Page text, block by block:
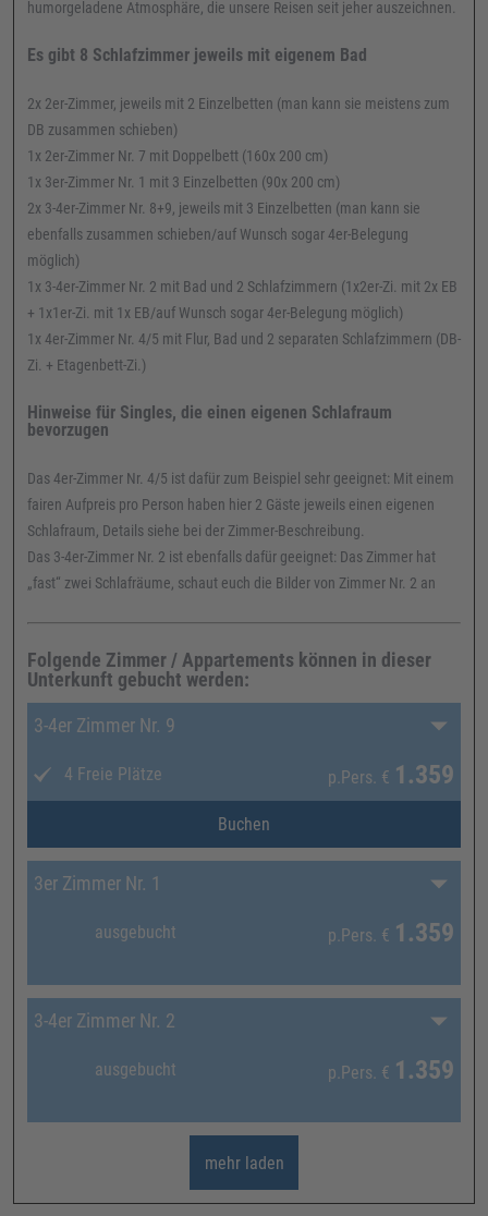
humorgeladene Atmosphäre, die unsere Reisen seit jeher auszeichnen.
Es gibt 8 Schlafzimmer jeweils mit eigenem Bad
2x 2er-Zimmer, jeweils mit 2 Einzelbetten (man kann sie meistens zum
DB zusammen schieben)
1x 2er-Zimmer Nr. 7 mit Doppelbett (160x 200 cm)
1x 3er-Zimmer Nr. 1 mit 3 Einzelbetten (90x 200 cm)
2x 3-4er-Zimmer Nr. 8+9, jeweils mit 3 Einzelbetten (man kann sie
ebenfalls zusammen schieben/auf Wunsch sogar 4er-Belegung
möglich)
1x 3-4er-Zimmer Nr. 2 mit Bad und 2 Schlafzimmern (1x2er-Zi. mit 2x EB
+ 1x1er-Zi. mit 1x EB/auf Wunsch sogar 4er-Belegung möglich)
1x 4er-Zimmer Nr. 4/5 mit Flur, Bad und 2 separaten Schlafzimmern (DB-
Zi. + Etagenbett-Zi.)
Hinweise für Singles, die einen eigenen Schlafraum
bevorzugen
Das 4er-Zimmer Nr. 4/5 ist dafür zum Beispiel sehr geeignet: Mit einem
fairen Aufpreis pro Person haben hier 2 Gäste jeweils einen eigenen
Schlafraum, Details siehe bei der Zimmer-Beschreibung.
Das 3-4er-Zimmer Nr. 2 ist ebenfalls dafür geeignet: Das Zimmer hat
„fast“ zwei Schlafräume, schaut euch die Bilder von Zimmer Nr. 2 an
Folgende Zimmer / Appartements können in dieser
Unterkunft gebucht werden:
3-4er Zimmer Nr. 9
4 Freie Plätze p.Pers. € 1.359
Buchen
3er Zimmer Nr. 1
ausgebucht p.Pers. € 1.359
3-4er Zimmer Nr. 2
ausgebucht p.Pers. € 1.359
mehr laden